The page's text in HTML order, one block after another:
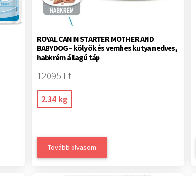
ROYAL CANIN STARTER MOTHER AND
BABYDOG – kölyök és vemhes kutya nedves,
habkrém állagú táp
12095 Ft
2.34 kg
Tovább olvasom